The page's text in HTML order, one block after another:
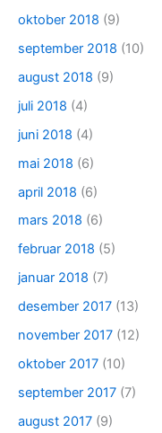
oktober 2018 (9)
september 2018 (10)
august 2018 (9)
juli 2018 (4)
juni 2018 (4)
mai 2018 (6)
april 2018 (6)
mars 2018 (6)
februar 2018 (5)
januar 2018 (7)
desember 2017 (13)
november 2017 (12)
oktober 2017 (10)
september 2017 (7)
august 2017 (9)